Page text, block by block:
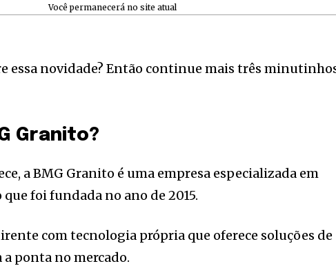
worry, we respect your privacy and
information is safe with us.
I've read and
td-social-boxed” manual_count_instagram=”32111″ instagram=”#”
Você permanecerá no site atual
essa novidade? Então continue mais três
Granito?
a BMG Granito é uma empresa especializada em
foi fundada no ano de 2015.
com tecnologia própria que oferece soluções de
ponta no mercado.